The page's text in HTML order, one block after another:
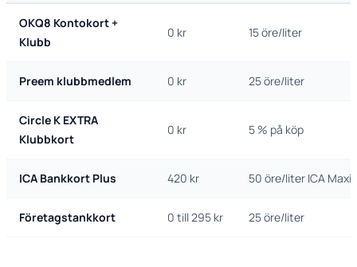
OKQ8 Kontokort +
Klubb
0 kr 15 öre/liter
Preem klubbmedlem 0 kr 25 öre/liter
Circle K EXTRA
Klubbkort
0 kr 5 % på köp
ICA Bankkort Plus 420 kr 50 öre/liter ICA Maxi
Företagstankkort 0 till 295 kr 25 öre/liter